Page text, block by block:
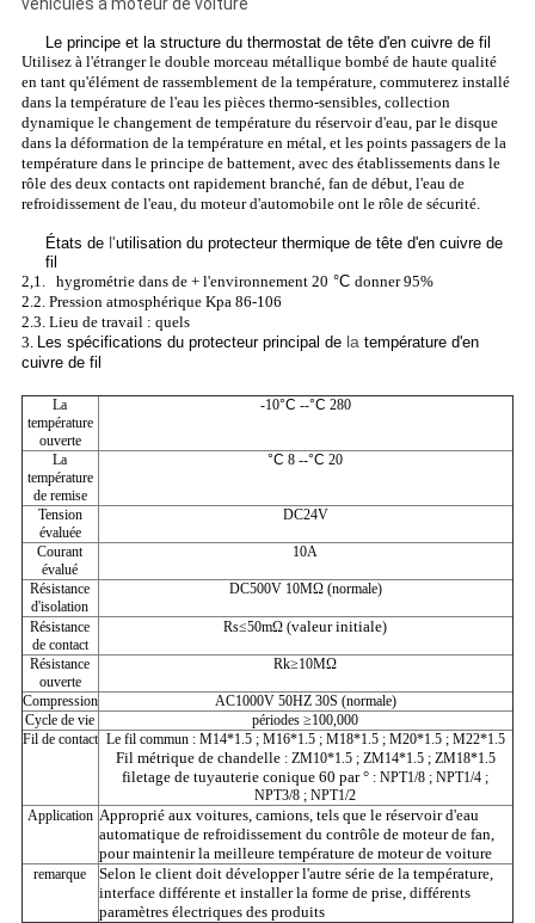
véhicules à moteur de voiture
Le principe et lastructure du thermostatde têted'en cuivrede fil
Utilisez à l'étranger le double morceau métallique bombé de haute qualité
en tant qu'élément de rassemblement de la température, commuterez installé
dans la température de l'eau les pièces thermo-sensibles, collection
dynamique le changement de température du réservoir d'eau, par le disque
dans la déformation de la température en métal, et les points passagers de la
température dans le principe de battement, avec des établissements dans le
rôle des deux contacts ont rapidement branché, fan de début, l'eau de
refroidissement de l'eau, du moteur d'automobile ont le rôle de sécurité.
États del'utilisation du protecteur thermique de têted'en cuivrede
fil
2,1. hygrométrie dans de + l'environnement 20 °C donner 95%
2.2. Pression atmosphérique Kpa 86-106
2.3. Lieu de travail : quels
3. Les spécifications du protecteur principal dela température d'en
cuivrede fil
La
température
ouverte
-10°C --°C 280
La
température
de remise
°C 8 --°C 20
Tension
évaluée
DC24V
Courant
évalué
10A
Résistance
d'isolation
DC500V 10MΩ (normale)
Résistance
de contact
Rs≤50mΩ (valeur initiale)
Résistance
ouverte
Rk≥10MΩ
Compression
AC1000V 50HZ 30S (normale)
Cycle de vie
périodes ≥100,000
Fil de contact Le fil commun : M14*1.5 ; M16*1.5 ; M18*1.5 ; M20*1.5 ; M22*1.5
Fil métrique de chandelle : ZM10*1.5 ; ZM14*1.5 ; ZM18*1.5
filetage de tuyauterie conique 60 par ° : NPT1/8 ; NPT1/4 ;
NPT3/8 ; NPT1/2
Application Approprié aux voitures, camions, tels que le réservoir d'eau
automatique de refroidissement du contrôle de moteur de fan,
pour maintenir la meilleure température de moteur de voiture
remarque
Selon le client doit développer l'autre série de la température,
interface différente et installer la forme de prise, différents
paramètres électriques des produits